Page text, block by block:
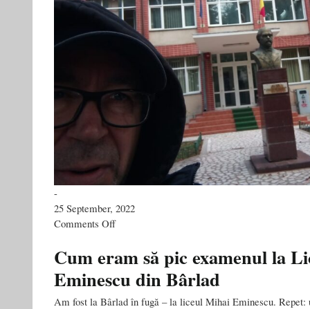
-
25 September, 2022
Comments Offon
Mihail
Cum eram să pic examenul la
Eminescu din Bârlad
Am fost la Bârlad în fugă – la liceul Mihai Eminescu. Repet: